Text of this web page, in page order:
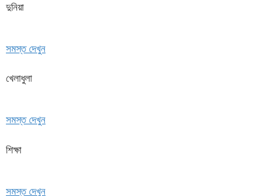
দুনিয়া
সমস্ত দেখুন
খেলাধুলা
সমস্ত দেখুন
শিক্ষা
সমস্ত দেখুন